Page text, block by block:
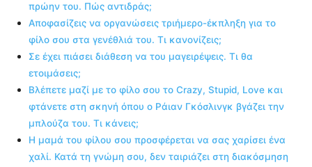
πρώην του. Πώς αντιδράς;
Αποφασίζεις να οργανώσεις τριήμερο-έκπληξη για το
φίλο σου στα γενέθλιά του. Τι κανονίζεις;
Σε έχει πιάσει διάθεση να του μαγειρέψεις. Τι θα
ετοιμάσεις;
Βλέπετε μαζί με το φίλο σου το Crazy, Stupid, Love και
φτάνετε στη σκηνή όπου ο Ράιαν Γκόσλινγκ βγάζει την
μπλούζα του. Τι κάνεις;
Η μαμά του φίλου σου προσφέρεται να σας χαρίσει ένα
χαλί. Κατά τη γνώμη σου, δεν ταιριάζει στη διακόσμηση